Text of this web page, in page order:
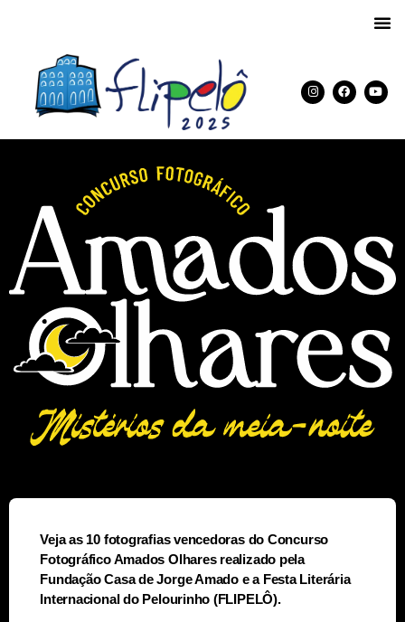
Veja as 10 fotografias vencedoras do Concurso
Fotográfico Amados Olhares realizado pela
Fundação Casa de Jorge Amado e a Festa Literária
Internacional do Pelourinho (FLIPELÔ).